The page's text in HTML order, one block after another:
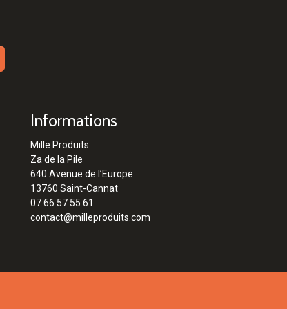
Informations
Mille Produits
Za de la Pile
640 Avenue de l’Europe
13760 Saint-Cannat
07 66 57 55 61
contact@milleproduits.com